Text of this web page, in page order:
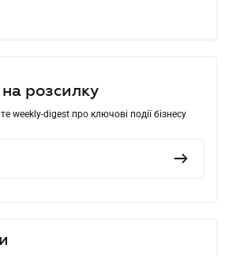
розсилку
weekly-digest про ключові події бізнесу